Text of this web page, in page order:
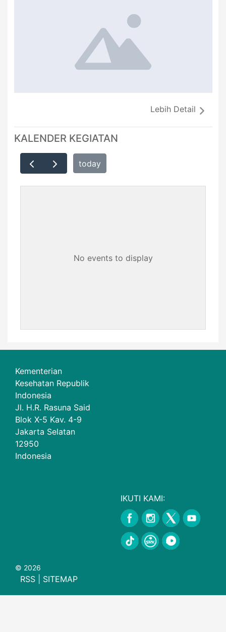
Lebih Detail
KALENDER KEGIATAN
today
No events to display
Kementerian
Kesehatan Republik
Indonesia
Jl. H.R. Rasuna Said
Blok X-5 Kav. 4-9
Jakarta Selatan
12950
Indonesia
IKUTI KAMI:
© 2026
RSS SITEMAP